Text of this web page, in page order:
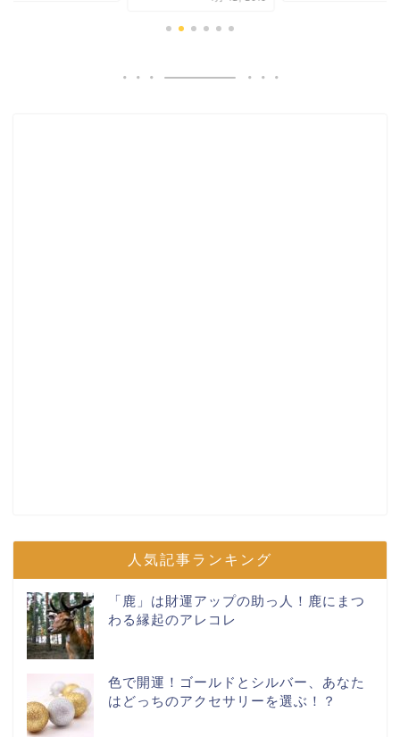
人気記事ランキング
「鹿」は財運アップの助っ人！鹿にまつ
わる縁起のアレコレ
色で開運！ゴールドとシルバー、あなた
はどっちのアクセサリーを選ぶ！？